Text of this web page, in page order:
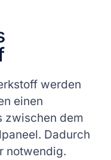
werden
einen
zwischen dem
Dadurch
notwendig.